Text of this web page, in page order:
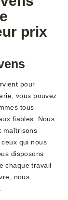
prix
pour
vous pouvez
tous
fiables. Nous
maîtrisons
qui nous
disposons
chaque travail
nous